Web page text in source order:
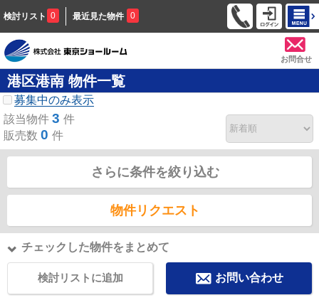
検討リスト 0 最近見た物件 0
お問合せ
港区港南 物件一覧
募集中のみ表示
該当物件 3 件
販売数 0 件
さらに条件を絞り込む
物件リクエスト
チェックした物件をまとめて
検討リストに追加 お問い合わせ